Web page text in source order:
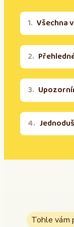
Všechna
Tohle vám